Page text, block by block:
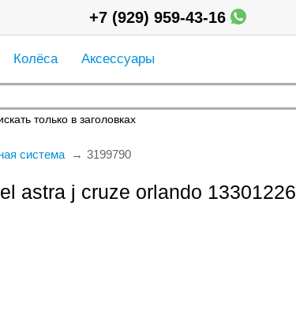
+7 (929) 959-43-16
Колёса Аксессуары
только в заголовках
система 3199790
astra j cruze orlando 13301226